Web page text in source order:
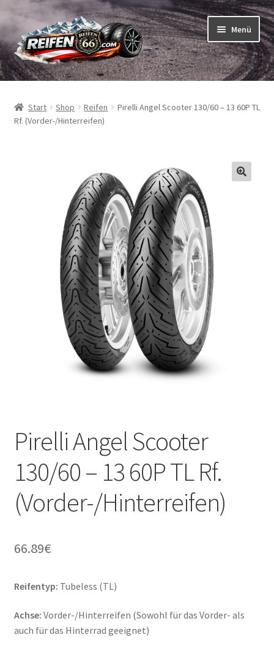
Zur
Navigation
springen
Zum
Inhalt
springen
Menü
Reifen
Schläuche
Reifentests
Start Shop Reifen
Pirelli Angel Scooter 130/60 – 13 60P TL
Rf. (Vorder-/Hinterreifen)
Pirelli Angel Scooter
130/60 – 13 60P TL Rf.
(Vorder-/Hinterreifen)
66.89€
Reifentyp: Tubeless (TL)
Achse: Vorder-/Hinterreifen (Sowohl für das Vorder- als
auch für das Hinterrad geeignet)